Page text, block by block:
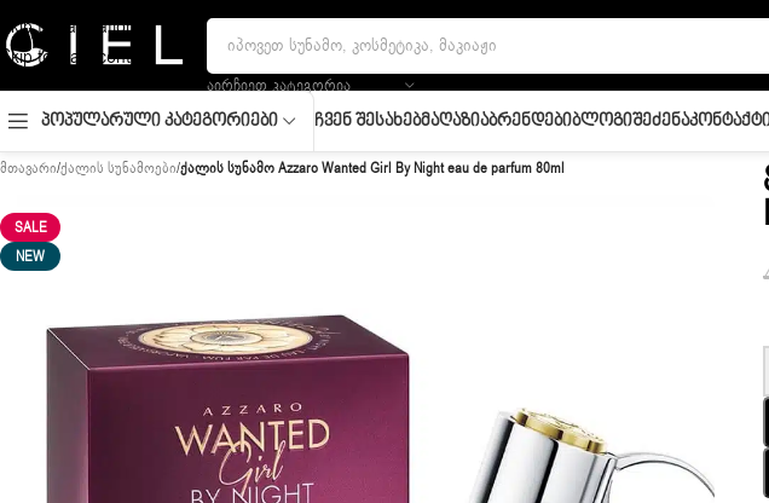
Skip to navigation
Skip to main content
ᲐᲘᲠᲩᲘᲔᲗ ᲙᲐᲢᲔᲒᲝᲠᲘᲐ
Პოპულარული Კატეგორიები Ჩვენ ᲨესახებᲛაღაზიაᲑრენდებიᲑლოგიᲨეძენა
მთავარი/ქალის სუნამოები/ქალის სუნამო Azzaro Wanted Girl By Night eau de parfum 80ml
SALE
NEW